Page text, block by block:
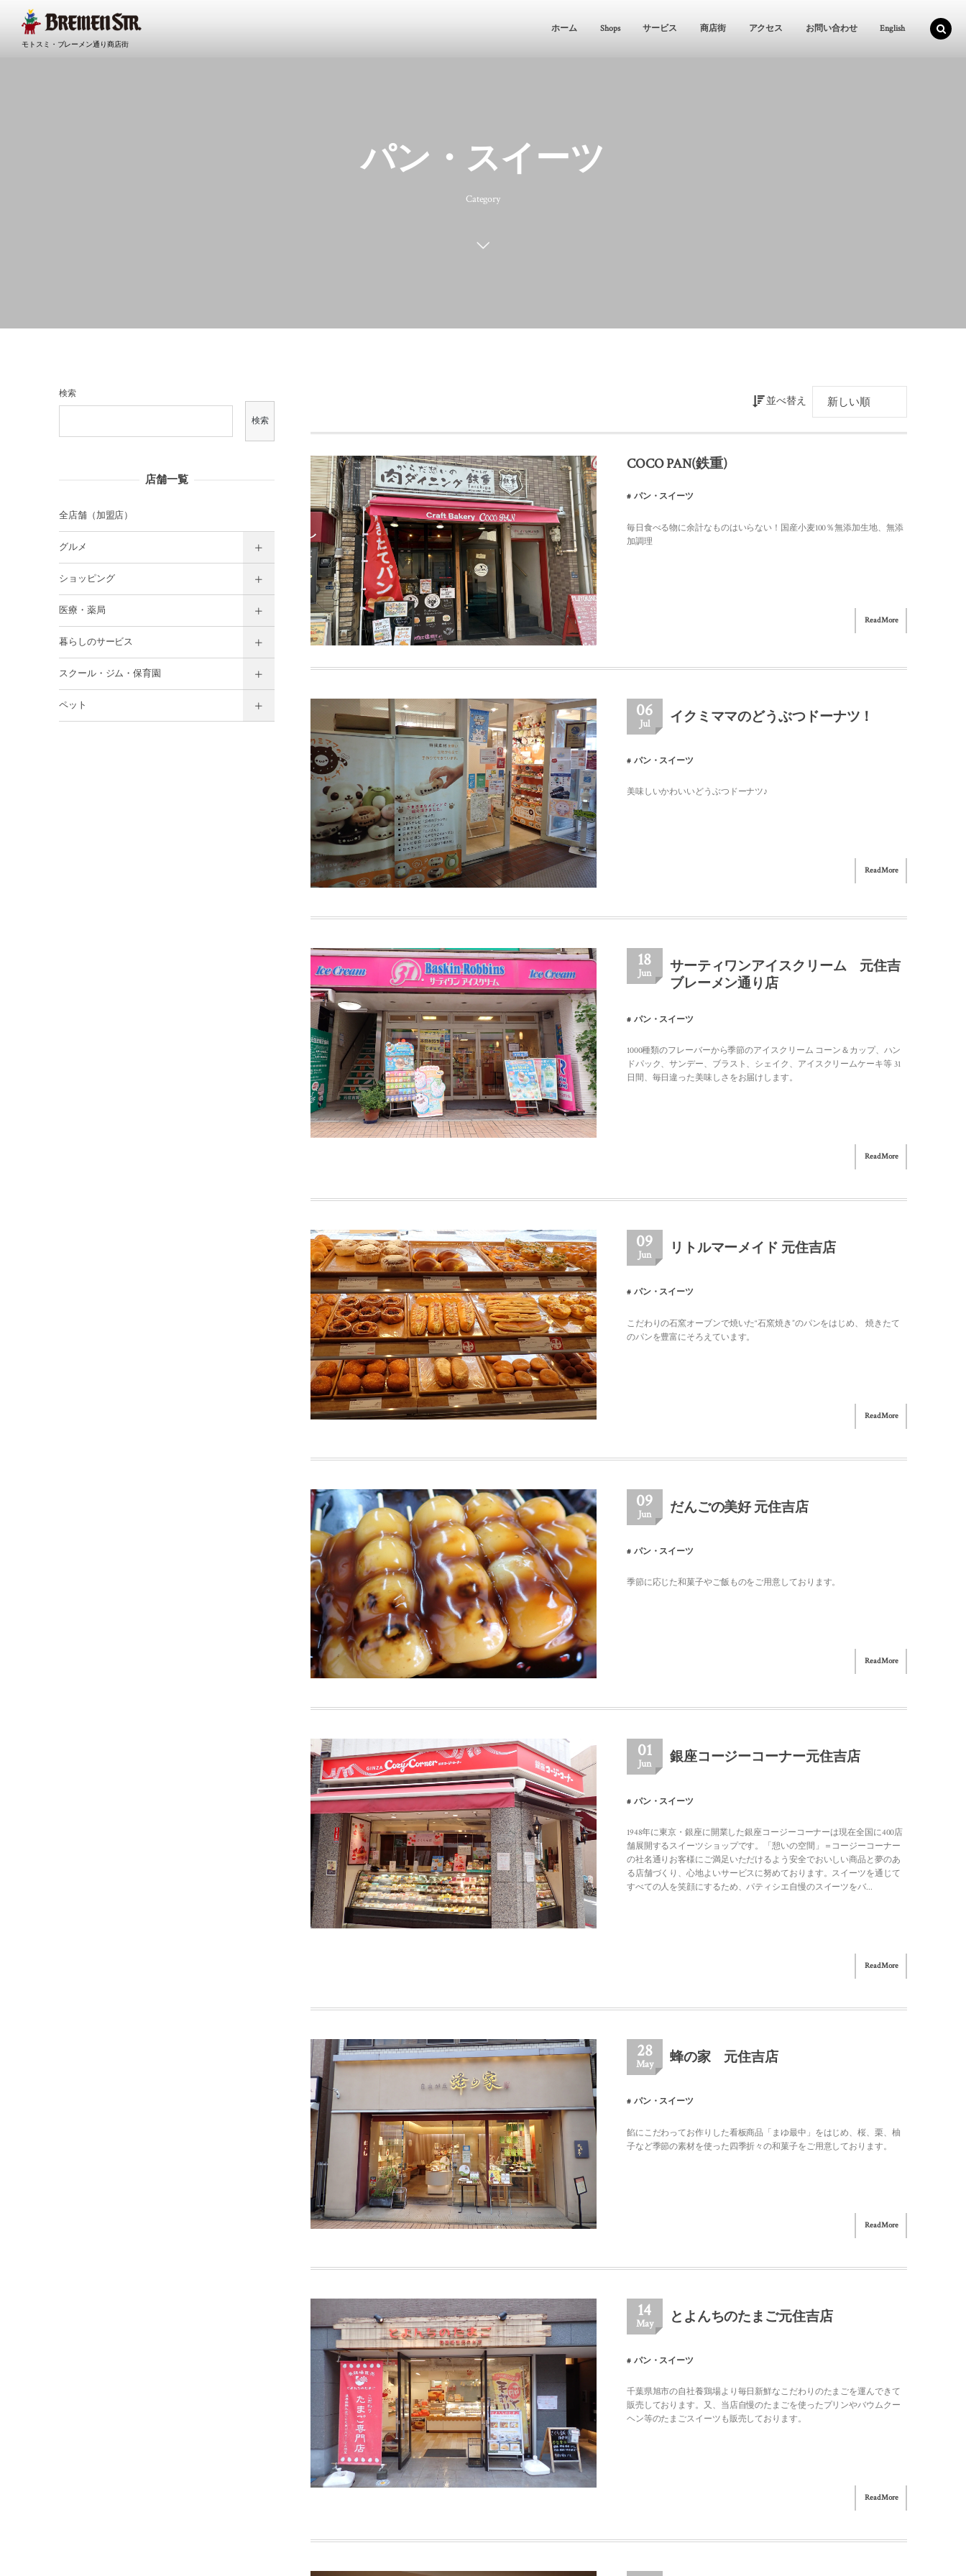
モトスミ・ブレーメン通り商店街
ホーム Shops サービス 商店街 アクセス お問い合わせ English
パン・スイーツ
Category
並べ替え
COCO PAN(鉄重)
パン・スイーツ
毎日食べる物に余計なものはいらない！国産小麦100％無添加生地、無添
加調理
Read More
06
Jul イクミママのどうぶつドーナツ！
パン・スイーツ
美味しいかわいいどうぶつドーナツ♪
Read More
18
Jun
サーティワンアイスクリーム 元住吉
ブレーメン通り店
パン・スイーツ
1000種類のフレーバーから季節のアイスクリーム コーン＆カップ、ハン
ドパック、サンデー、ブラスト、シェイク、アイスクリームケーキ等 31
日間、毎日違った美味しさをお届けします。
Read More
09
Jun リトルマーメイド 元住吉店
パン・スイーツ
こだわりの石窯オーブンで焼いた“石窯焼き”のパンをはじめ、 焼きたて
のパンを豊富にそろえています。
Read More
09
Jun だんごの美好 元住吉店
パン・スイーツ
季節に応じた和菓子やご飯ものをご用意しております。
Read More
01
Jun 銀座コージーコーナー元住吉店
パン・スイーツ
1948年に東京・銀座に開業した銀座コージーコーナーは現在全国に400店
舗展開するスイーツショップです。「憩いの空間」＝コージーコーナー
の社名通りお客様にご満足いただけるよう安全でおいしい商品と夢のあ
る店舗づくり、心地よいサービスに努めております。スイーツを通じて
すべての人を笑顔にするため、パティシエ自慢のスイーツをバ...
Read More
28
May 蜂の家 元住吉店
パン・スイーツ
餡にこだわってお作りした看板商品「まゆ最中」をはじめ、桜、栗、柚
子など季節の素材を使った四季折々の和菓子をご用意しております。
Read More
14
May とよんちのたまご元住吉店
パン・スイーツ
千葉県旭市の自社養鶏場より毎日新鮮なこだわりのたまごを運んできて
販売しております。又、当店自慢のたまごを使ったプリンやバウムクー
ヘン等のたまごスイーツも販売しております。
Read More
検索
検索
店舗一覧
全店舗（加盟店）
グルメ
ショッピング
医療・薬局
暮らしのサービス
スクール・ジム・保育園
ペット